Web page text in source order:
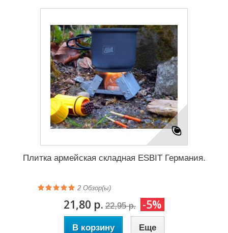
Плитка армейская складная ESBIT Германия.
2 Обзор(ы)
21,80 р. 22,95 р. -5%
В корзину Еще